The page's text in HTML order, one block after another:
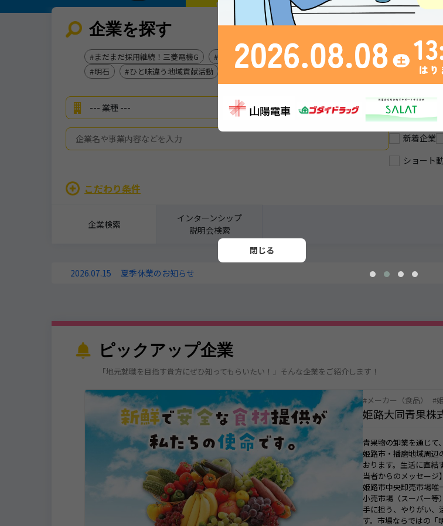
企業を探す
まだまだ採用継続！三菱電機G 地元で長く働きたい方！！ 割と満足。 兵庫県トップ
明石
ひと味違う地域貢献活動 三菱重工グループ【兵庫県】
新着企業
ショート
こだわり条件
企業検索
インターンシップ
説明会検索
2026.07.15 夏季休業のお知らせ
ピックアップ企業
「地元就職を目指す貴方にぜひ知ってもらいたい！」そんな企業をご紹介します！
メーカー（食品）
姫路大同青果株
青果物の卸業を通じて
姫路市・播磨地域周辺
おります。生活に直結
当者からのメッセージ】
姫路市中央卸売市場唯
小売市場（スーパー等
手に担う、やりがい、
す。市場ならではの「
閉じる